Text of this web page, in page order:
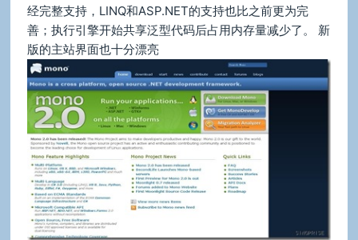
经完整支持，LINQ和ASP.NET的支持也比之前更为完
善；执行引擎开始共享泛型代码后占用内存量减少了。 新
版的主站界面也十分漂亮